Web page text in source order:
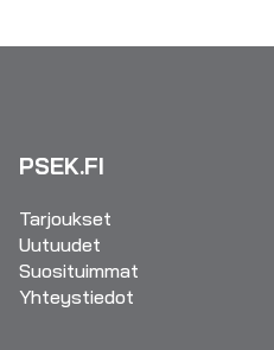
PSEK.FI
Tarjoukset
Uutuudet
Suosituimmat
Yhteystiedot